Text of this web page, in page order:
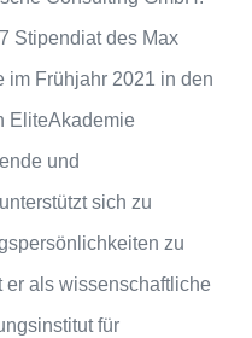
Stipendiat des Max
im Frühjahr 2021 in den
EliteAkademie
und
sich zu
zu
er als wissenschaftliche
für